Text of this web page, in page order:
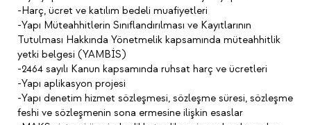
-Harç, ücret ve katılım bedeli muafiyetleri
-Yapı Müteahhitlerin Sınıflandırılması ve Kayıtlarının
Tutulması Hakkında Yönetmelik kapsamında müteahhitlik
yetki belgesi (YAMBİS)
-2464 sayılı Kanun kapsamında ruhsat harç ve ücretleri
-Yapı aplikasyon projesi
-Yapı denetim hizmet sözleşmesi, sözleşme süresi, sözleşme
feshi ve sözleşmenin sona ermesine ilişkin esaslar